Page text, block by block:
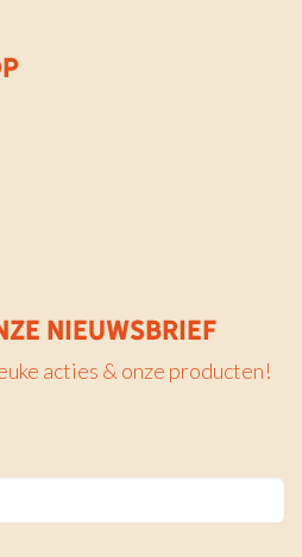
NIEUWSBRIEF
acties & onze producten!